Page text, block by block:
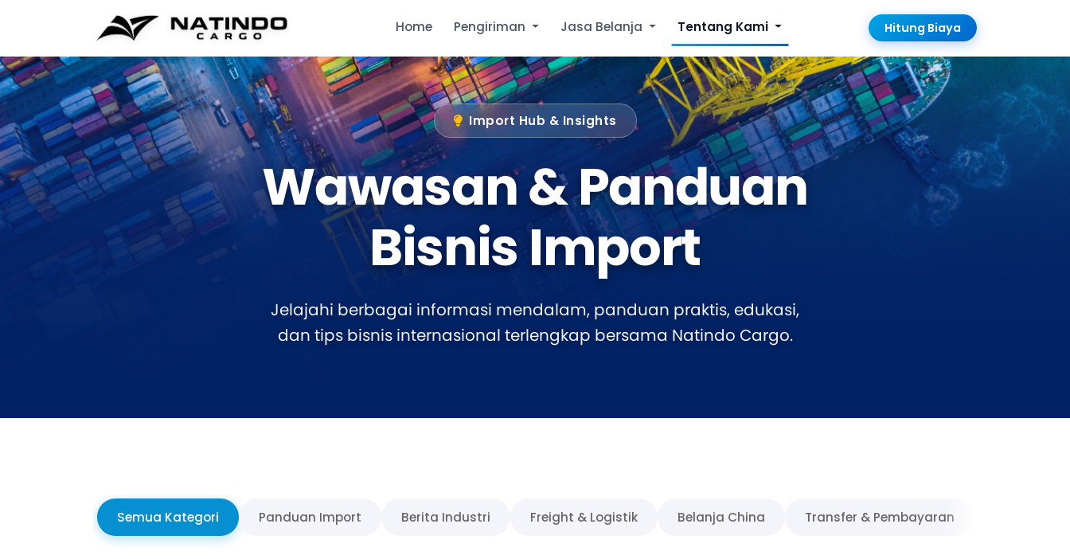
Home Pengiriman Jasa Belanja Tentang Kami Hitung Biaya
Import Hub & Insights
Wawasan & Panduan
Bisnis Import
Jelajahi berbagai informasi mendalam, panduan praktis, edukasi,
dan tips bisnis internasional terlengkap bersama Natindo Cargo.
Semua Kategori Panduan Import Berita Industri Freight & Logistik Belanja China Transfer & Pembayaran